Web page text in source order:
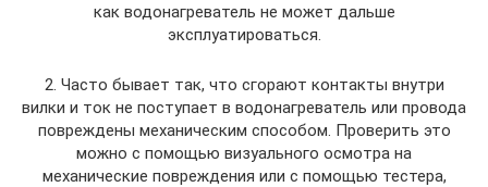
как водонагреватель не может дальше
эксплуатироваться.
2. Часто бывает так, что сгорают контакты внутри
вилки и ток не поступает в водонагреватель или провода
повреждены механическим способом. Проверить это
можно с помощью визуального осмотра на
механические повреждения или с помощью тестера,